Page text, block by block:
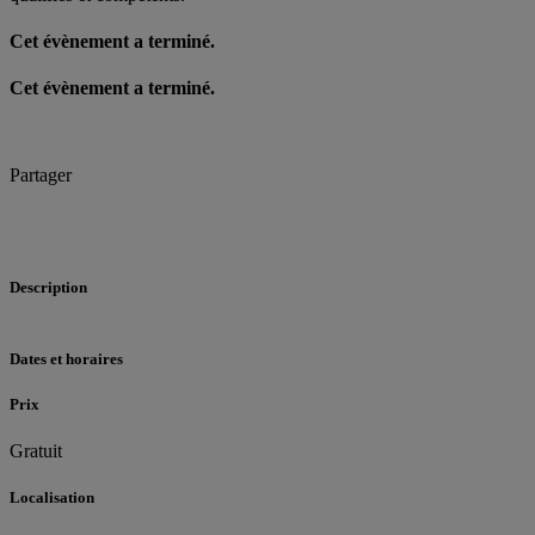
Cet évènement a terminé.
Cet évènement a terminé.
Partager
Description
Dates et horaires
Prix
Gratuit
Localisation